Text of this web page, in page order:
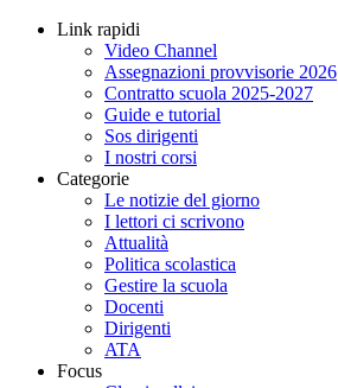
Link rapidi
Video Channel
Assegnazioni provvisorie 2026
Contratto scuola 2025-2027
Guide e tutorial
Sos dirigenti
I nostri corsi
Categorie
Le notizie del giorno
I lettori ci scrivono
Attualità
Politica scolastica
Gestire la scuola
Docenti
Dirigenti
ATA
Focus